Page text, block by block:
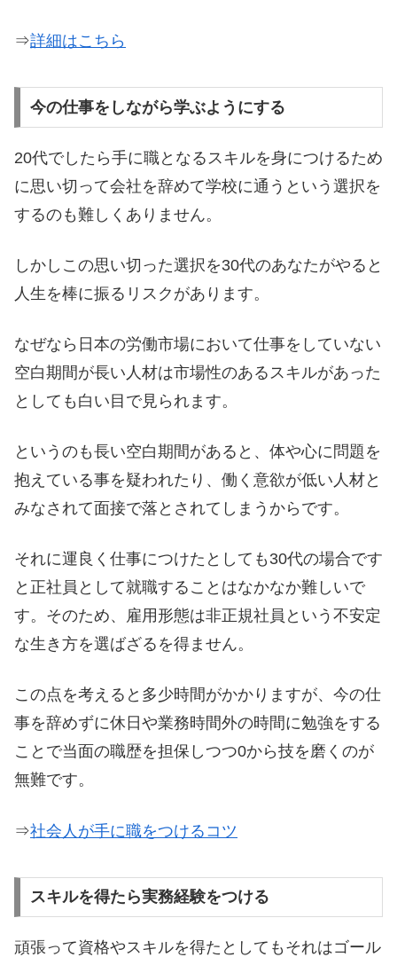
⇒詳細はこちら
今の仕事をしながら学ぶようにする
20代でしたら手に職となるスキルを身につけるため
に思い切って会社を辞めて学校に通うという選択を
するのも難しくありません。
しかしこの思い切った選択を30代のあなたがやると
人生を棒に振るリスクがあります。
なぜなら日本の労働市場において仕事をしていない
空白期間が長い人材は市場性のあるスキルがあった
としても白い目で見られます。
というのも長い空白期間があると、体や心に問題を
抱えている事を疑われたり、働く意欲が低い人材と
みなされて面接で落とされてしまうからです。
それに運良く仕事につけたとしても30代の場合です
と正社員として就職することはなかなか難しいで
す。そのため、雇用形態は非正規社員という不安定
な生き方を選ばざるを得ません。
この点を考えると多少時間がかかりますが、今の仕
事を辞めずに休日や業務時間外の時間に勉強をする
ことで当面の職歴を担保しつつ0から技を磨くのが
無難です。
⇒社会人が手に職をつけるコツ
スキルを得たら実務経験をつける
頑張って資格やスキルを得たとしてもそれはゴール